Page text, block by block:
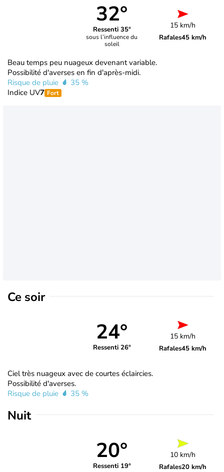
32°
Ressenti 35°
sous l’influence du
soleil
15 km/h
Rafales45 km/h
Beau temps peu nuageux devenant variable.
Possibilité d'averses en fin d'après-midi.
Risque de pluie
35 %
Indice UV7 Fort
Ce soir
24°
Ressenti 26°
15 km/h
Rafales45 km/h
Ciel très nuageux avec de courtes éclaircies.
Possibilité d'averses.
Risque de pluie
35 %
Nuit
20°
Ressenti 19°
10 km/h
Rafales20 km/h